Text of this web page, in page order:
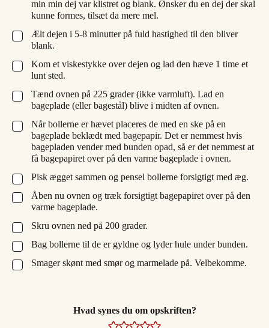
min min dej var klistret og blank. Ønsker du en dej der skal
kunne formes, tilsæt da mere mel.
▢
Ælt dejen i 5-8 minutter på fuld hastighed til den bliver
blank.
▢
Kom et viskestykke over dejen og lad den hæve 1 time et
lunt sted.
▢
Tænd ovnen på 225 grader (ikke varmluft). Lad en
bageplade (eller bagestål) blive i midten af ovnen.
▢
Når bollerne er hævet placeres de med en ske på en
bageplade beklædt med bagepapir. Det er nemmest hvis
bagepladen vender med bunden opad, så er det nemmest at
få bagepapiret over på den varme bageplade i ovnen.
▢
Pisk ægget sammen og pensel bollerne forsigtigt med æg.
▢
Åben nu ovnen og træk forsigtigt bagepapiret over på den
varme bageplade.
▢
Skru ovnen ned på 200 grader.
▢
Bag bollerne til de er gyldne og lyder hule under bunden.
▢
Smager skønt med smør og marmelade på. Velbekomme.
Hvad synes du om opskriften?